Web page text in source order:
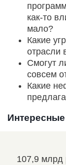
как-то
мало?
Какие
отрасли
Смогут
совсем
Какие
107,9 млрд